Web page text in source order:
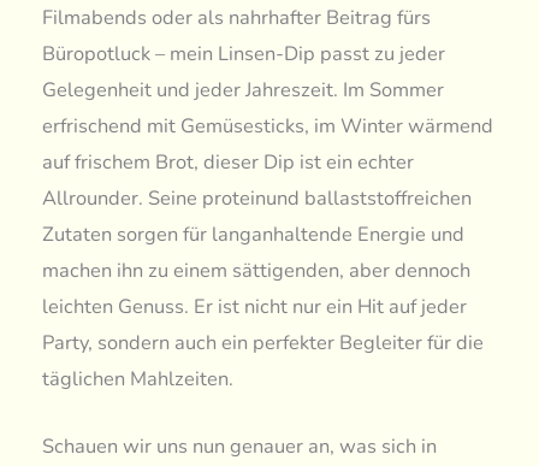
Filmabends oder als nahrhafter Beitrag fürs
Büropotluck – mein Linsen-Dip passt zu jeder
Gelegenheit und jeder Jahreszeit. Im Sommer
erfrischend mit Gemüsesticks, im Winter wärmend
auf frischem Brot, dieser Dip ist ein echter
Allrounder. Seine proteinund ballaststoffreichen
Zutaten sorgen für langanhaltende Energie und
machen ihn zu einem sättigenden, aber dennoch
leichten Genuss. Er ist nicht nur ein Hit auf jeder
Party, sondern auch ein perfekter Begleiter für die
täglichen Mahlzeiten.
Schauen wir uns nun genauer an, was sich in